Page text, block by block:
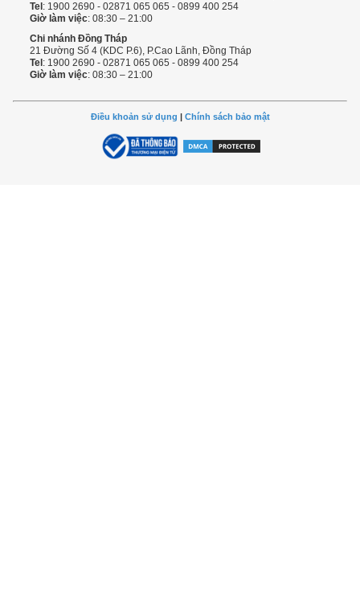
Tel : 1900 2690 - 02871 065 065 - 0899 400 254
Giờ làm việc: 08:30 – 21:00
Chi nhánh Đồng Tháp
21 Đường Số 4 (KDC P.6), P.Cao Lãnh, Đồng Tháp
Tel : 1900 2690 - 02871 065 065 - 0899 400 254
Giờ làm việc: 08:30 – 21:00
Điều khoản sử dụng Chính sách bảo mật